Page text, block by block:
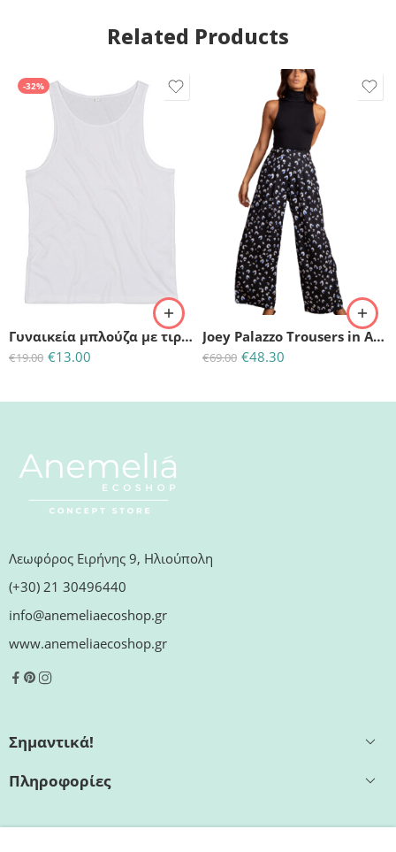
Related Products
-32%
Γυναικεία μπλούζα με τιράντα από 100% Οργανικό Βαμβάκι-Λευκή
€19.00 €13.00
Joey Palazzo Trousers in Abstract Skin White on Black
€69.00 €48.30
UK:10-(Small)
UK:12-(Medium)
Λεωφόρος Ειρήνης 9, Ηλιούπολη
(+30) 21 30496440
info@anemeliaecoshop.gr
www.anemeliaecoshop.gr
Σημαντικά!
Πληροφορίες